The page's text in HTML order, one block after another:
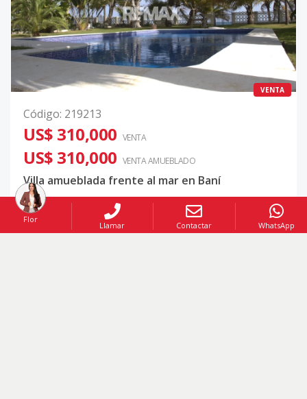
VENTA
Código: 219213
US$ 310,000 VENTA
US$ 310,000 VENTA AMUEBLADO
Villa amueblada frente al mar en Baní
Boca Canasta
Baní
Flor
Llamar Contactar WhatsApp